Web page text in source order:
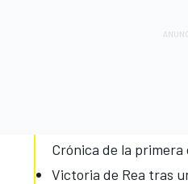
Crónica de la
Victoria de Rea tras